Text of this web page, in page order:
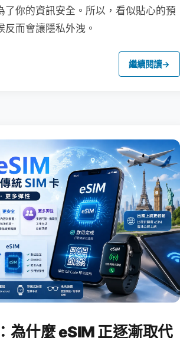
了你的資訊安全。所以，看似貼心的預
反而會讓隱私外洩。
繼續閱讀→
為什麼 eSIM 正逐漸取代